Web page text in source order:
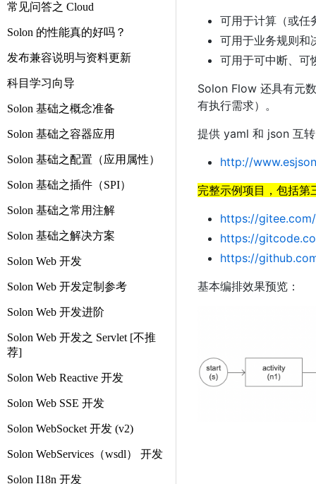
常见问答之 Cloud
Solon 的性能真的好吗？
发布兼容说明与资料更新
科目学习向导
Solon 基础之概念准备
Solon 基础之容器应用
Solon 基础之配置（应用属性）
Solon 基础之插件（SPI）
Solon 基础之常用注解
Solon 基础之解决方案
Solon Web 开发
Solon Web 开发定制参考
Solon Web 开发进阶
Solon Web 开发之 Servlet [不推
荐]
Solon Web Reactive 开发
Solon Web SSE 开发
Solon WebSocket 开发 (v2)
Solon WebServices（wsdl） 开发
Solon I18n 开发
可用于计算（或任
可用于业务规则和
可用于可中断、可
Solon Flow 还具有元
有执行需求）。
提供 yaml 和 json 互
http://
完整示例项目，包括
https://
https://
https://
基本编排效果预览：